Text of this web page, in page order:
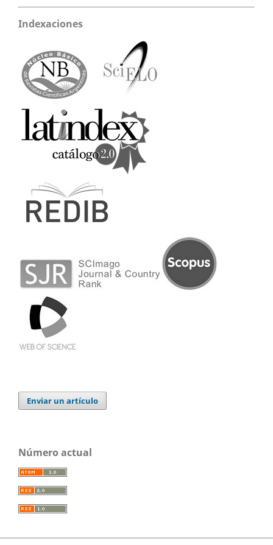
Indexaciones
Enviar un artículo
Número actual